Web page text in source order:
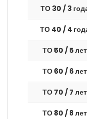
ТО 30 / 3
ТО 40 / 4
ТО 50 / 5 лет
ТО 60 / 6 лет
ТО 70 / 7 лет
ТО 80 / 8 лет